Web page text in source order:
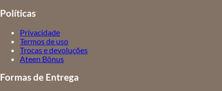
Políticas
Privacidade
Termos de uso
Trocas e devoluções
Ateen Bônus
Formas de Entrega